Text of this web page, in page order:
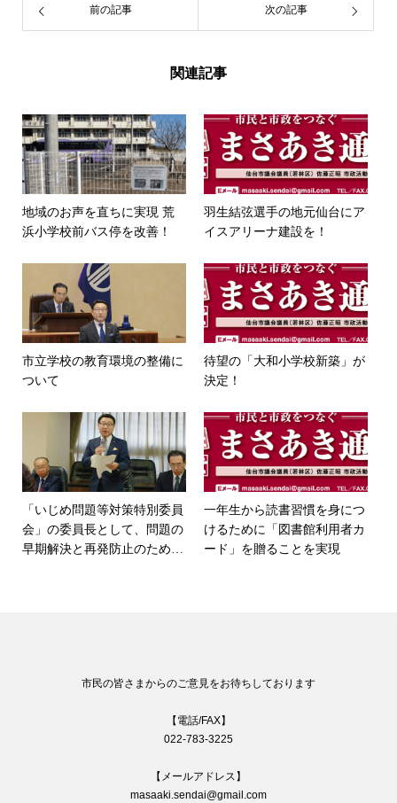
前の記事 次の記事
関連記事
地域のお声を直ちに実現 荒
浜小学校前バス停を改善！
羽生結弦選手の地元仙台にア
イスアリーナ建設を！
市立学校の教育環境の整備に
ついて
待望の「大和小学校新築」が
決定！
「いじめ問題等対策特別委員
会」の委員長として、問題の
早期解決と再発防止のために
一年生から読書習慣を身につ
けるために「図書館利用者カ
ード」を贈ることを実現
市民の皆さまからのご意見をお待ちしております
【電話/FAX】
022-783-3225
【メールアドレス】
masaaki.sendai@gmail.com